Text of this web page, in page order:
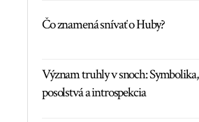
Čo znamená snívať o Huby?
Význam truhly v snoch: Symbolika,
posolstvá a introspekcia